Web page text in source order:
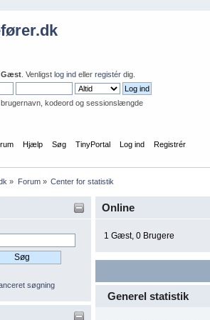
Gæst . Venligstlog ind ellerregistér dig.
brugernavn, kodeord og sessionslængde
Hjælp Søg TinyPortal Log ind Registrér
» Forum» Center for statistik
søgning
Online
1 Gæst, 0 Brugere
Generel statistik